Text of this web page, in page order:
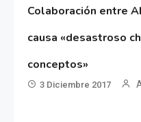
Colaboración entre
causa «desastroso
conceptos»
3 Diciembre 2017